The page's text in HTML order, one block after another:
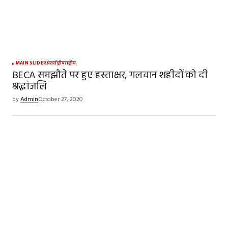
MAIN SLIDERअंतर्राष्ट्रीयराष्ट्रीय
BECA समझौते पर हुए हस्ताक्षर, गलवान शहीदों को दी
श्रद्धांजलि
byAdminOctober 27, 2020